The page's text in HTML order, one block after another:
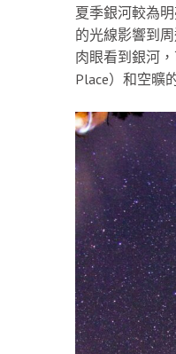
夏季銀河較為
的光線影響到
肉眼看到銀河
Place）和空曠